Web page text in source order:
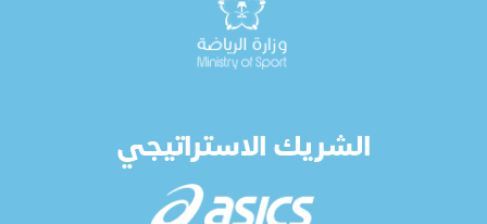
الشريك الاستراتيجي